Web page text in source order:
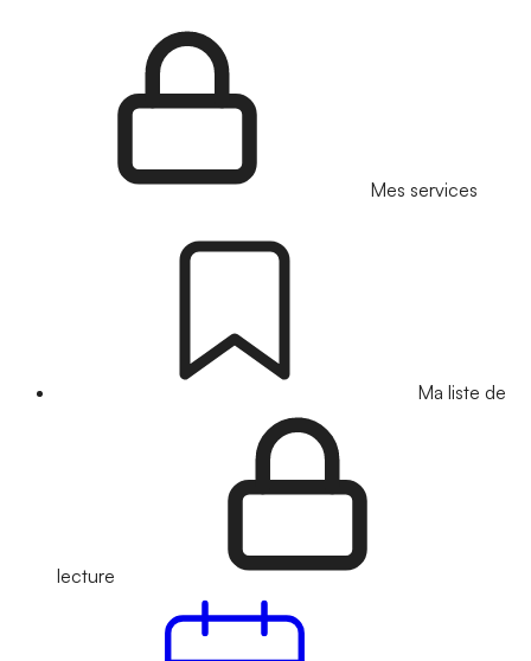
Mes services
Ma liste de
lecture